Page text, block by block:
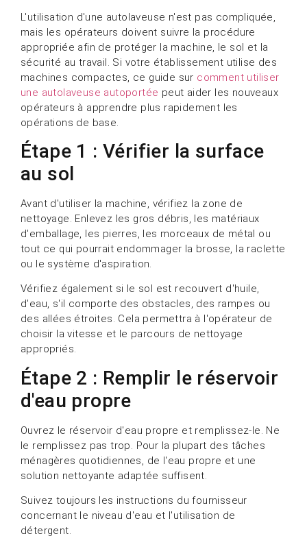
L'utilisation d'une autolaveuse n'est pas compliquée,
mais les opérateurs doivent suivre la procédure
appropriée afin de protéger la machine, le sol et la
sécurité au travail. Si votre établissement utilise des
machines compactes, ce guide sur comment utiliser
une autolaveuse autoportée peut aider les nouveaux
opérateurs à apprendre plus rapidement les
opérations de base.
Étape 1 : Vérifier la surface
au sol
Avant d'utiliser la machine, vérifiez la zone de
nettoyage. Enlevez les gros débris, les matériaux
d'emballage, les pierres, les morceaux de métal ou
tout ce qui pourrait endommager la brosse, la raclette
ou le système d'aspiration.
Vérifiez également si le sol est recouvert d'huile,
d'eau, s'il comporte des obstacles, des rampes ou
des allées étroites. Cela permettra à l'opérateur de
choisir la vitesse et le parcours de nettoyage
appropriés.
Étape 2 : Remplir le réservoir
d'eau propre
Ouvrez le réservoir d'eau propre et remplissez-le. Ne
le remplissez pas trop. Pour la plupart des tâches
ménagères quotidiennes, de l'eau propre et une
solution nettoyante adaptée suffisent.
Suivez toujours les instructions du fournisseur
concernant le niveau d'eau et l'utilisation de
détergent.